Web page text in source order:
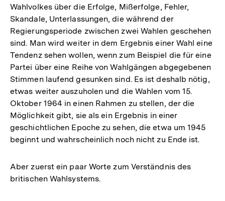
Wahlvolkes über die Erfolge, Mißerfolge, Fehler,
Skandale, Unterlassungen, die während der
Regierungsperiode zwischen zwei Wahlen geschehen
sind. Man wird weiter in dem Ergebnis einer Wahl eine
Tendenz sehen wollen, wenn zum Beispiel die für eine
Partei über eine Reihe von Wahlgängen abgegebenen
Stimmen laufend gesunken sind. Es ist deshalb nötig,
etwas weiter auszuholen und die Wahlen vom 15.
Oktober 1964 in einen Rahmen zu stellen, der die
Möglichkeit gibt, sie als ein Ergebnis in einer
geschichtlichen Epoche zu sehen, die etwa um 1945
beginnt und wahrscheinlich noch nicht zu Ende ist.
Aber zuerst ein paar Worte zum Verständnis des
britischen Wahlsystems.